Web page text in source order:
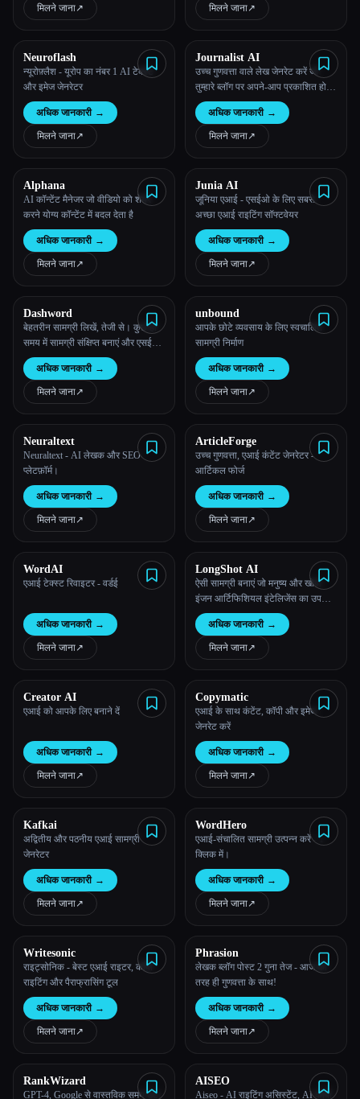
मिलने जाना↗︎ मिलने जाना↗︎
Neuroflash
न्यूरोफ़्लैश - यूरोप का नंबर 1 AI टेक्स्ट
और इमेज जेनरेटर
अधिक जानकारी →
मिलने जाना↗︎
Journalist AI
उच्च गुणवत्ता वाले लेख जेनरेट करें जो
तुम्हारे ब्लॉग पर अपने-आप प्रकाशित हो
जाते हैं
अधिक जानकारी →
मिलने जाना↗︎
Alphana
AI कॉन्टेंट मैनेजर जो वीडियो को शेयर
करने योग्य कॉन्टेंट में बदल देता है
अधिक जानकारी →
मिलने जाना↗︎
Junia AI
जूनिया एआई - एसईओ के लिए सबसे
अच्छा एआई राइटिंग सॉफ्टवेयर
अधिक जानकारी →
मिलने जाना↗︎
Dashword
बेहतरीन सामग्री लिखें, तेजी से। कुछ ही
समय में सामग्री संक्षिप्त बनाएं और एसईओ
के लिए अपनी सामग्री को अनुकूलित करें।
अधिक जानकारी →
मिलने जाना↗︎
unbound
आपके छोटे व्यवसाय के लिए स्वचालित
सामग्री निर्माण
अधिक जानकारी →
मिलने जाना↗︎
Neuraltext
Neuraltext - AI लेखक और SEO
प्लेटफ़ॉर्म।
अधिक जानकारी →
मिलने जाना↗︎
ArticleForge
उच्च गुणवत्ता, एआई कंटेंट जेनरेटर -
आर्टिकल फोर्ज
अधिक जानकारी →
मिलने जाना↗︎
WordAI
एआई टेक्स्ट रिवाइटर - वर्डई
अधिक जानकारी →
मिलने जाना↗︎
LongShot AI
ऐसी सामग्री बनाएं जो मनुष्य और खोज
इंजन आर्टिफिशियल इंटेलिजेंस का उपयोग
करके पसंद करें
अधिक जानकारी →
मिलने जाना↗︎
Creator AI
एआई को आपके लिए बनाने दें
अधिक जानकारी →
मिलने जाना↗︎
Copymatic
एआई के साथ कंटेंट, कॉपी और इमेज
जेनरेट करें
अधिक जानकारी →
मिलने जाना↗︎
Kafkai
अद्वितीय और पठनीय एआई सामग्री
जेनरेटर
अधिक जानकारी →
मिलने जाना↗︎
WordHero
एआई-संचालित सामग्री उत्पन्न करें - 1
क्लिक में।
अधिक जानकारी →
मिलने जाना↗︎
Writesonic
राइट्सोनिक - बेस्ट एआई राइटर, कॉपी
राइटिंग और पैराफ्रासिंग टूल
अधिक जानकारी →
मिलने जाना↗︎
Phrasion
लेखक ब्लॉग पोस्ट 2 गुना तेज - आज की
तरह ही गुणवत्ता के साथ!
अधिक जानकारी →
मिलने जाना↗︎
RankWizard
GPT-4, Google से वास्तविक समय डेटा
AISEO
Aiseo - AI राइटिंग असिस्टेंट, AI कॉपी